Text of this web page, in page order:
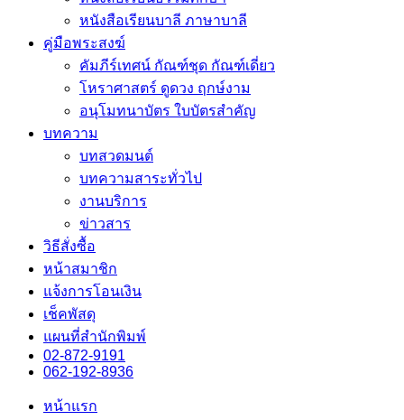
หนังสือเรียนบาลี ภาษาบาลี
คู่มือพระสงฆ์
คัมภีร์เทศน์ กัณฑ์ชุด กัณฑ์เดี่ยว
โหราศาสตร์ ดูดวง ฤกษ์งาม
อนุโมทนาบัตร ใบบัตรสำคัญ
บทความ
บทสวดมนต์
บทความสาระทั่วไป
งานบริการ
ข่าวสาร
วิธีสั่งซื้อ
หน้าสมาชิก
แจ้งการโอนเงิน
เช็คพัสดุ
แผนที่สำนักพิมพ์
02-872-9191
062-192-8936
หน้าแรก